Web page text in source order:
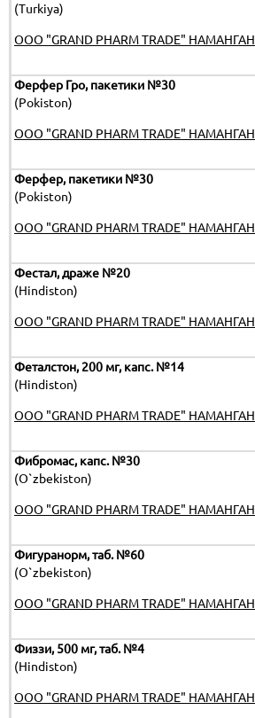
(Turkiya)
OOO "GRAND PHARM TRADE" НАМАНГАН
Ферфер Гро, пакетики №30
(Pokiston)
OOO "GRAND PHARM TRADE" НАМАНГАН
Ферфер, пакетики №30
(Pokiston)
OOO "GRAND PHARM TRADE" НАМАНГАН
Фестал, драже №20
(Hindiston)
OOO "GRAND PHARM TRADE" НАМАНГАН
Феталстон, 200 мг, капс. №14
(Hindiston)
OOO "GRAND PHARM TRADE" НАМАНГАН
Фибромас, капс. №30
(O`zbekiston)
OOO "GRAND PHARM TRADE" НАМАНГАН
Фигуранорм, таб. №60
(O`zbekiston)
OOO "GRAND PHARM TRADE" НАМАНГАН
Физзи, 500 мг, таб. №4
(Hindiston)
OOO "GRAND PHARM TRADE" НАМАНГАН